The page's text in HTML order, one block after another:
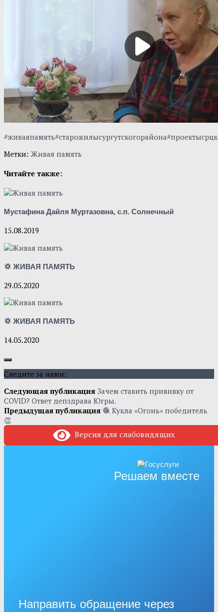
Метки: Живая память
Читайте также:
Мустафина Дайля Муртазовна, с.п. Солнечный
15.08.2019
💢 ЖИВАЯ ПАМЯТЬ
29.05.2020
💢 ЖИВАЯ ПАМЯТЬ
14.05.2020
Следите за нами:
Следующая публикация Зачем ставить прививку от
COVID? Ответ депздрава Югры.
Предыдущая публикация 🧶 Кукла «Огонь» победитель
👏
Версия для слабовидящих
Решаем вместе
Направить обращение через